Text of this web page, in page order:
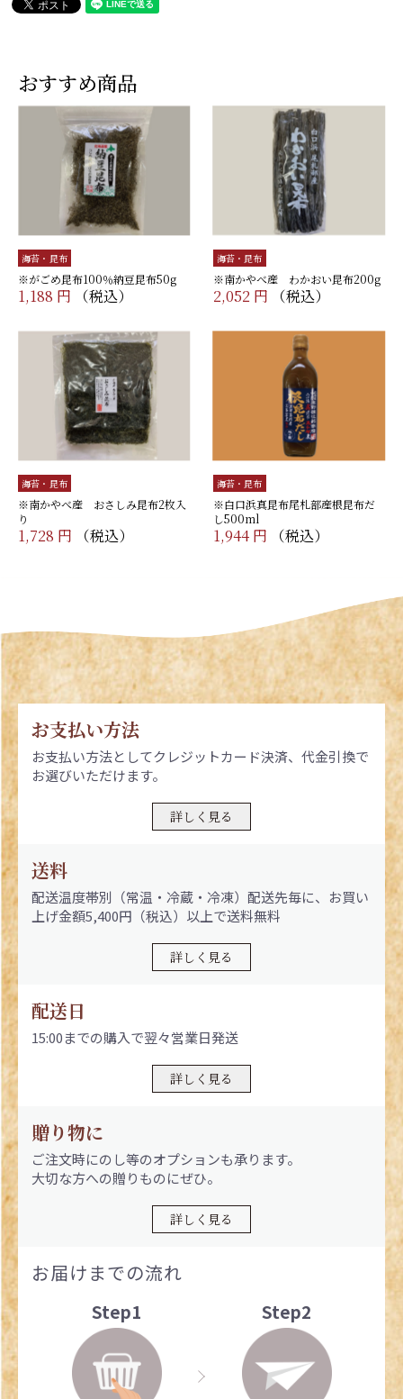
おすすめ商品
海苔・昆布
※がごめ昆布100％納豆昆布50g
1,188 円 （税込）
海苔・昆布
※南かやべ産 わかおい昆布200g
2,052 円 （税込）
海苔・昆布
※南かやべ産 おさしみ昆布2枚入
り
1,728 円 （税込）
海苔・昆布
※白口浜真昆布尾札部産根昆布だ
し500ml
1,944 円 （税込）
お支払い方法
お支払い方法としてクレジットカード決済、代金引換で
お選びいただけます。
詳しく見る
送料
配送温度帯別（常温・冷蔵・冷凍）配送先毎に、お買い
上げ金額5,400円（税込）以上で送料無料
詳しく見る
配送日
15:00までの購入で翌々営業日発送
詳しく見る
贈り物に
ご注文時にのし等のオプションも承ります。
大切な方への贈りものにぜひ。
詳しく見る
お届けまでの流れ
Step1 Step2